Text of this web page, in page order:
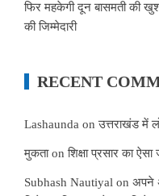
फिर महकेगी दून बासमती की
की जिम्मेदारी
RECENT
Lashaunda onउत्तराखंड में
मुकताonशिक्षा प्रसार का
Subhash Nautiyal on अपने